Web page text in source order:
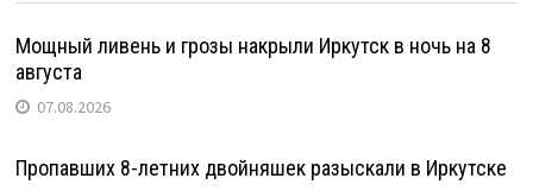
Мощный ливень и грозы накрыли Иркутск в ночь на 8
августа
07.08.2026
Пропавших 8-летних двойняшек разыскали в Иркутске